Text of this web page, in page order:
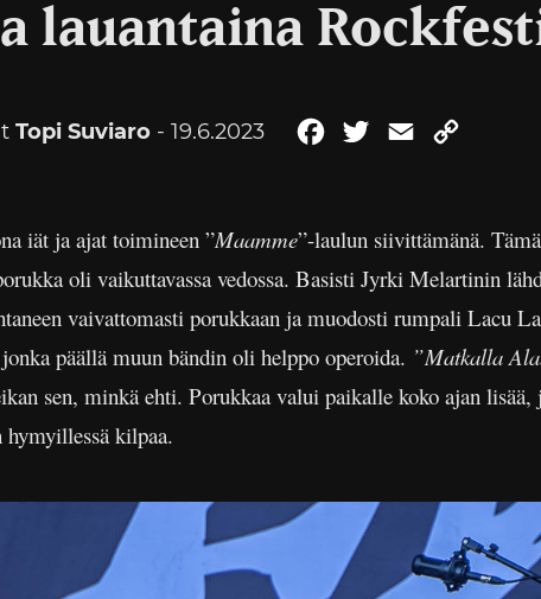
lauantaina
Topi Suviaro- 19.6.2023 FacebookTwitterEmail
iät ja ajat toimineen ”Maamme”-laulun siivittämänä.
oli vaikuttavassa vedossa. Basisti Jyrki Melartinin
vaivattomasti porukkaan ja muodosti rumpali Lacu
päällä muun bändin oli helppo operoida. ”Matkalla
sen, minkä ehti. Porukkaa valui paikalle koko ajan
hymyillessä kilpaa.